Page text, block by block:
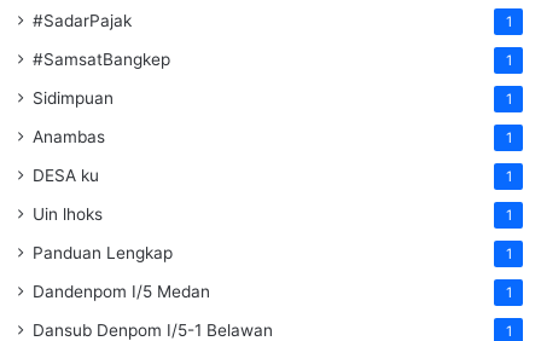
#SadarPajak 1
#SamsatBangkep 1
Sidimpuan 1
Anambas 1
DESA ku 1
Uin lhoks 1
Panduan Lengkap 1
Dandenpom I/5 Medan 1
Dansub Denpom I/5-1 Belawan 1